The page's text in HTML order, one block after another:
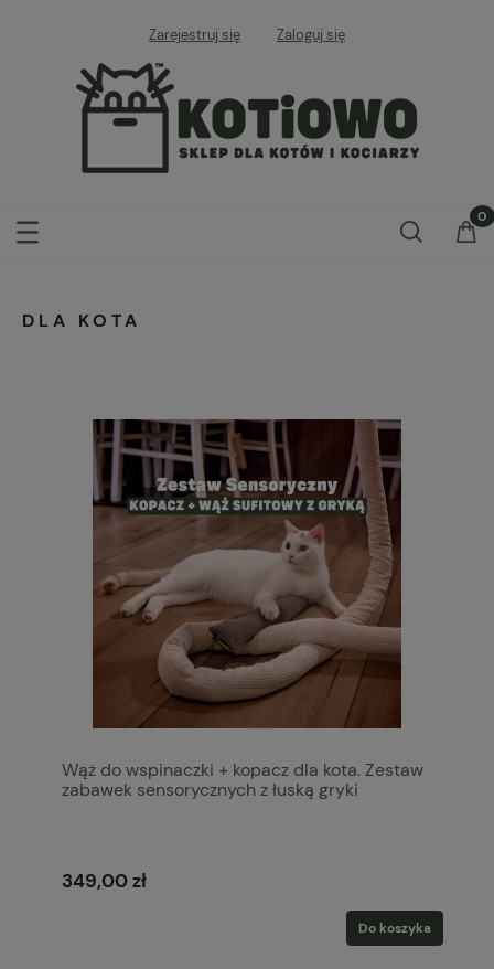
Zarejestruj się Zaloguj się
DLA KOTA
Wąż do wspinaczki + kopacz dla kota. Zestaw
zabawek sensorycznych z łuską gryki
349,00 zł
Do koszyka